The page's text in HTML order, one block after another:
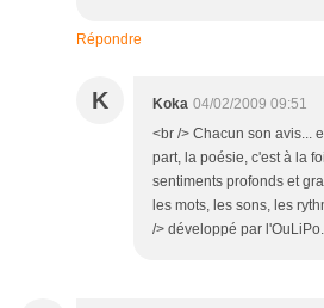
Répondre
K Koka 04/02/2009 09:51
<br /> Chacun son avis...
part, la poésie, c'est à la
sentiments profonds et
les mots, les sons, les
/> développé par